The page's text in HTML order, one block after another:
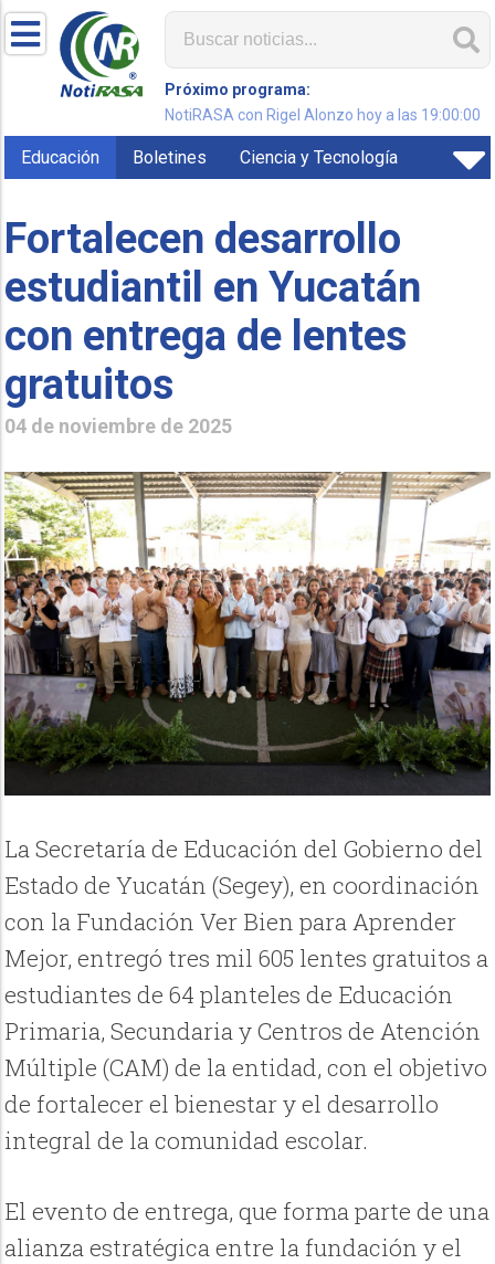
Próximo programa:
NotiRASA con Rigel Alonzo hoy a las 19:00:00
Educación Boletines Ciencia y Tecnología
Fortalecen desarrollo
estudiantil en Yucatán
con entrega de lentes
gratuitos
04 de noviembre de 2025
La Secretaría de Educación del Gobierno del
Estado de Yucatán (Segey), en coordinación
con la Fundación Ver Bien para Aprender
Mejor, entregó tres mil 605 lentes gratuitos a
estudiantes de 64 planteles de Educación
Primaria, Secundaria y Centros de Atención
Múltiple (CAM) de la entidad, con el objetivo
de fortalecer el bienestar y el desarrollo
integral de la comunidad escolar.
El evento de entrega, que forma parte de una
alianza estratégica entre la fundación y el